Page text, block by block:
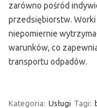
zarówno pośród
przedsiębiorstw. Worki
niepomiernie
warunków, co
transportu odpadów.
Kategoria: Usługi Tagi: